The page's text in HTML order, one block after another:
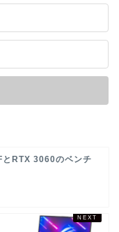
RTX 3060のベンチ